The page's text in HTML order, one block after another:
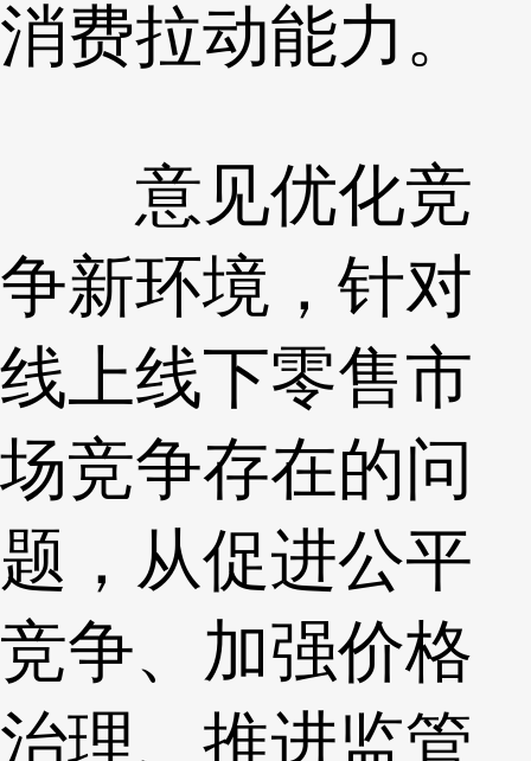
消费拉动能力。
意见优化竞
争新环境，针对
线上线下零售市
场竞争存在的问
题，从促进公平
竞争、加强价格
治理、推进监管